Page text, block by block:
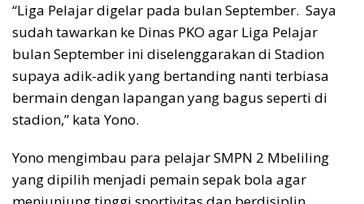
“Liga Pelajar digelar pada bulan September. Saya
sudah tawarkan ke Dinas PKO agar Liga Pelajar
bulan September ini diselenggarakan di Stadion
supaya adik-adik yang bertanding nanti terbiasa
bermain dengan lapangan yang bagus seperti di
stadion,” kata Yono.
Yono mengimbau para pelajar SMPN 2 Mbeliling
yang dipilih menjadi pemain sepak bola agar